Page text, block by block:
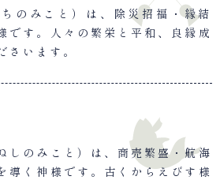
のみこと）は、除災招福・縁結
です。人々の繁栄と平和、良縁成
さいます。
しのみこと）は、商売繁盛・航海
導く神様です。古くからえびす様